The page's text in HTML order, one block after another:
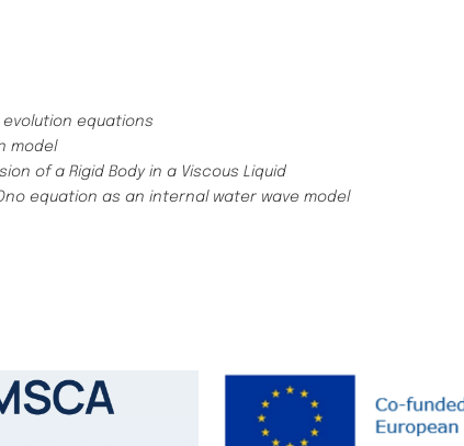
equations
model
of a Rigid Body in a Viscous Liquid
equation as an internal water wave model